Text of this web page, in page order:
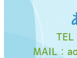
TEL
MAIL：